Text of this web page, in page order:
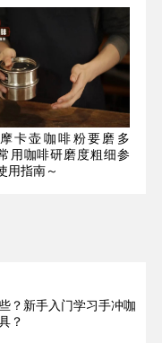
卡壶咖啡粉要磨多
用咖啡研磨度粗细参
用指南～
？新手入门学习手冲咖
？